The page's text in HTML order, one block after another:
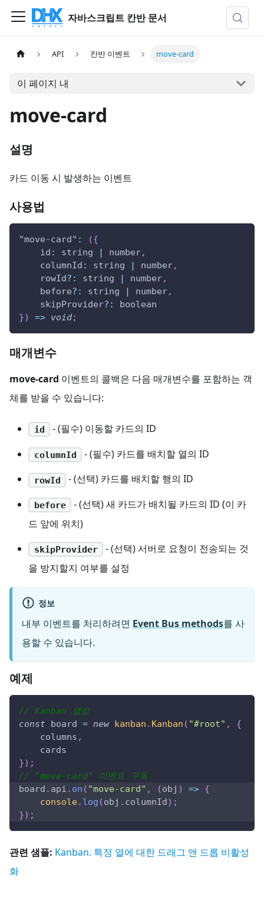
자바스크립트 칸반 문서
API 칸반 이벤트 move-card
이 페이지 내
move-card
설명
카드 이동 시 발생하는 이벤트
사용법
"move-card" : ({
id : string | number,
columnId : string | number,
    rowId
? : string | number,
    before
? : string | number,
    skipProvider
? :
boolean
}) => void;
매개변수
move-card 이벤트의 콜백은 다음 매개변수를 포함하는 객
체를 받을 수 있습니다:
id - (필수) 이동할 카드의 ID
columnId - (필수) 카드를 배치할 열의 ID
rowId - (선택) 카드를 배치할 행의 ID
before
- (선택) 새 카드가 배치될 카드의 ID (이 카
드 앞에 위치)
skipProvider
- (선택) 서버로 요청이 전송되는 것
을 방지할지 여부를 설정
정보
내부 이벤트를 처리하려면 Event Bus methods를 사
용할 수 있습니다.
예제
// Kanban 생성
const board = new kanban . Kanban ( "#root" ,
{
    columns
,
    cards
}) ;
// "move-card" 이벤트 구독
board . api . on ( "move-card" , (obj ) => {
console. log (obj . columnId) ;
}) ;
관련 샘플: Kanban. 특정 열에 대한 드래그 앤 드롭 비활성
화